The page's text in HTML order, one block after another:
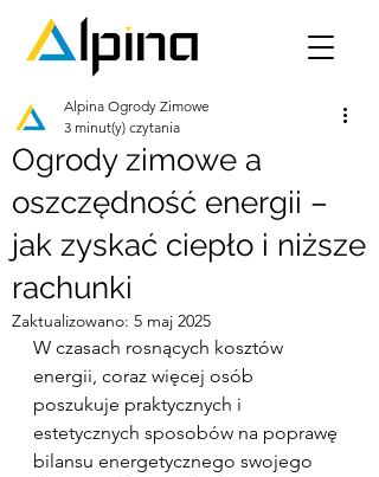
Ogrody zimowe a
oszczędność energii –
jak zyskać ciepło i niższe
rachunki
Alpina Ogrody Zimowe
3 minut(y) czytania
Zaktualizowano: 5 maj 2025
W czasach rosnących kosztów
energii, coraz więcej osób
poszukuje praktycznych i
estetycznych sposobów na poprawę
bilansu energetycznego swojego